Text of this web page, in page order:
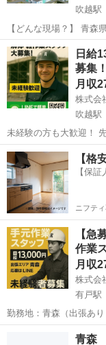
吹越駅
【どんな現場？】 青森
は関連施設工事を含め
い年月の仕事がある現場です。 【宿泊と食事は？】
現場近くのワンルームハ
青森 上北郡 吹
日給
募集！
月収
株式会
吹越駅
未経験の方も大歓迎！
して始められます。 簡
経験は不要です。 20代
募集内容 • 職種：...
青森 上北郡 吹
【格
【保
ニフテ
【急
作業
月収
株式会
有戸駅
勤務地：青森（出張あ
のが好きな方、現場仕
不要、未経験から始めたスタッフ
上北郡 有
青森